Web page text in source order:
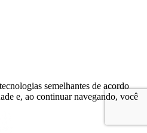
semelhantes de acordo
e, ao continuar navegando, você